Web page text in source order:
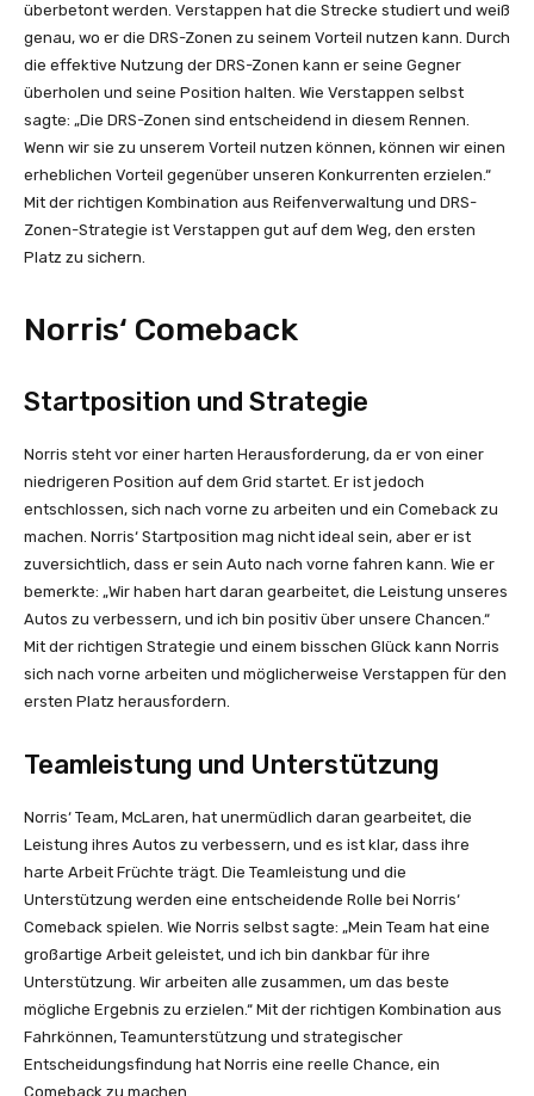
überbetont werden. Verstappen hat die Strecke studiert und weiß
genau, wo er die DRS-Zonen zu seinem Vorteil nutzen kann. Durch
die effektive Nutzung der DRS-Zonen kann er seine Gegner
überholen und seine Position halten. Wie Verstappen selbst
sagte: „Die DRS-Zonen sind entscheidend in diesem Rennen.
Wenn wir sie zu unserem Vorteil nutzen können, können wir einen
erheblichen Vorteil gegenüber unseren Konkurrenten erzielen.“
Mit der richtigen Kombination aus Reifenverwaltung und DRS-
Zonen-Strategie ist Verstappen gut auf dem Weg, den ersten
Platz zu sichern.
Norris‘ Comeback
Startposition und Strategie
Norris steht vor einer harten Herausforderung, da er von einer
niedrigeren Position auf dem Grid startet. Er ist jedoch
entschlossen, sich nach vorne zu arbeiten und ein Comeback zu
machen. Norris‘ Startposition mag nicht ideal sein, aber er ist
zuversichtlich, dass er sein Auto nach vorne fahren kann. Wie er
bemerkte: „Wir haben hart daran gearbeitet, die Leistung unseres
Autos zu verbessern, und ich bin positiv über unsere Chancen.“
Mit der richtigen Strategie und einem bisschen Glück kann Norris
sich nach vorne arbeiten und möglicherweise Verstappen für den
ersten Platz herausfordern.
Teamleistung und Unterstützung
Norris‘ Team, McLaren, hat unermüdlich daran gearbeitet, die
Leistung ihres Autos zu verbessern, und es ist klar, dass ihre
harte Arbeit Früchte trägt. Die Teamleistung und die
Unterstützung werden eine entscheidende Rolle bei Norris‘
Comeback spielen. Wie Norris selbst sagte: „Mein Team hat eine
großartige Arbeit geleistet, und ich bin dankbar für ihre
Unterstützung. Wir arbeiten alle zusammen, um das beste
mögliche Ergebnis zu erzielen.“ Mit der richtigen Kombination aus
Fahrkönnen, Teamunterstützung und strategischer
Entscheidungsfindung hat Norris eine reelle Chance, ein
Comeback zu machen.